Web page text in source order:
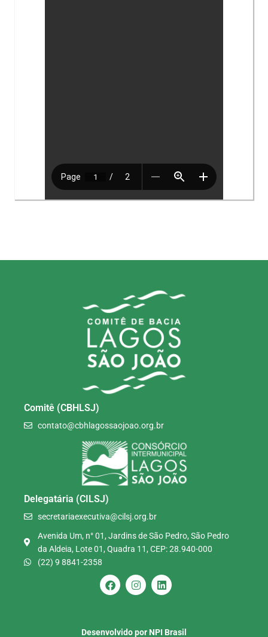
Comitê (CBHLSJ)
contato@cbhlagossaojoao.org.br
Delegatária (CILSJ)
secretariaexecutiva@cilsj.org.br
Avenida Um, n° 01, Jardins de São Pedro, São Pedro
da Aldeia, Lote 01, Quadra 11, CEP: 28.940-000
(22) 9 8841-2358
Desenvolvido por NPI Brasil